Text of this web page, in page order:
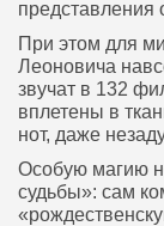
представления
При этом для
Леоновича
звучат в 132
вплетены в
нот, даже
Особую магию
судьбы»: сам